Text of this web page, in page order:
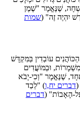
שֶׁנֶּאֱמָר "שֶׁמֶן
יִהְיֶה זֶה" (שמות
עוֹבְדִין בַּמִּקְדָּשׁ
וּבַמּוֹעֲדִים
שֶׁנֶּאֱמָר "וְכִי-יָבֹא
(דברים יח,ו) "לְבַד
הָאָבוֹת" (דברים